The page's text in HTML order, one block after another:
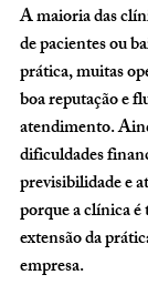
A maioria das
de pacientes ou
prática, muitas
boa reputação e
atendimento.
dificuldades
previsibilidade e
porque a clínica
extensão da
empresa.